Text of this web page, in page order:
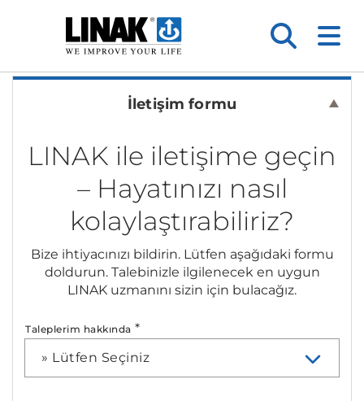
İletişim formu
LINAK ile iletişime geçin
– Hayatınızı nasıl
kolaylaştırabiliriz?
Bize ihtiyacınızı bildirin. Lütfen aşağıdaki formu
doldurun. Talebinizle ilgilenecek en uygun
LINAK uzmanını sizin için bulacağız.
Taleplerim hakkında *
» Lütfen Seçiniz